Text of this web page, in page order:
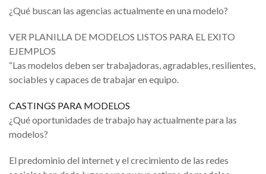
¿Qué buscan las agencias actualmente en una modelo?
VER PLANILLA DE MODELOS LISTOS PARA EL EXITO
EJEMPLOS
“Las modelos deben ser trabajadoras, agradables, resilientes,
sociables y capaces de trabajar en equipo.
CASTINGS PARA MODELOS
¿Qué oportunidades de trabajo hay actualmente para las
modelos?
El predominio del internet y el crecimiento de las redes